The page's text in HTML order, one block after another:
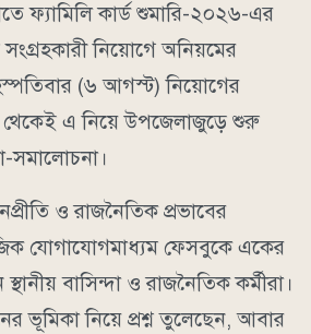
ফ্যামিলি কার্ড শুমারি-২০২৬-এর
নিয়োগে অনিয়মের
(৬ আগস্ট) নিয়োগের
এ নিয়ে উপজেলাজুড়ে শুরু
সমালোচনা।
ও রাজনৈতিক প্রভাবের
যোগাযোগমাধ্যম ফেসবুকে একের
বাসিন্দা ও রাজনৈতিক কর্মীরা।
ভূমিকা নিয়ে প্রশ্ন তুলেছেন, আবার